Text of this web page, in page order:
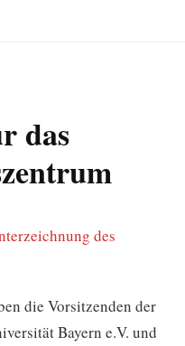
das
des
die Vorsitzenden der
Bayern e.V. und